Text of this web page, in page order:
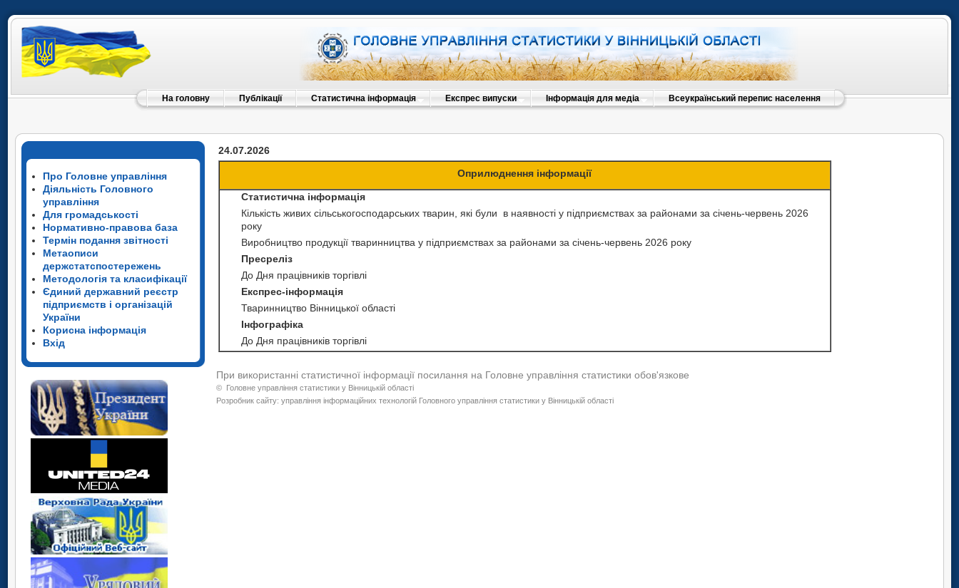
На головну Публікації Статистична інформація Експрес випуски Інформація для медіа Всеукраїнський перепис населення
Про Головне управління
Діяльність Головного
управління
Для громадськості
Нормативно-правова база
Термін подання звітності
Метаописи
держстатспостережень
Методологія та класифікації
Єдиний державний реєстр
підприємств і організацій
України
Корисна інформація
Вхід
24.07.2026
Оприлюднення інформації
Статистична інформація
Кількість живих сільськогосподарських тварин, які були в наявності у підприємствах за районами за січень-червень 2026
року
Виробництво продукції тваринництва у підприємствах за районами за січень-червень 2026 року
Пресреліз
До Дня працівників торгівлі
Експрес-інформація
Тваринництво Вінницької області
Інфографіка
До Дня працівників торгівлі
При використанні статистичної інформації посилання на Головне управління статистики обов'язкове
© Головне управління статистики у Вінницькій області
Розробник сайту: управління інформаційних технологій Головного управління статистики у Вінницькій області